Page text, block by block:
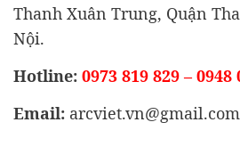
Thanh Xuân Trung, Quận
Nội.
Hotline: 0973 819 829 – 0948
Email: arcviet.vn@gmail.com